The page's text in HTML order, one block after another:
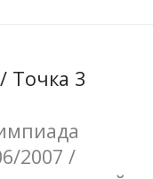
Точка 3
2007 /